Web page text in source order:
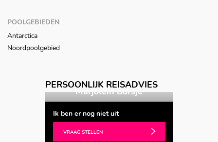
POOLGEBIEDEN
Antarctica
Noordpoolgebied
PERSOONLIJK REISADVIES
Marjolein Borsje
Ik ben er nog niet uit
VRAAG STELLEN